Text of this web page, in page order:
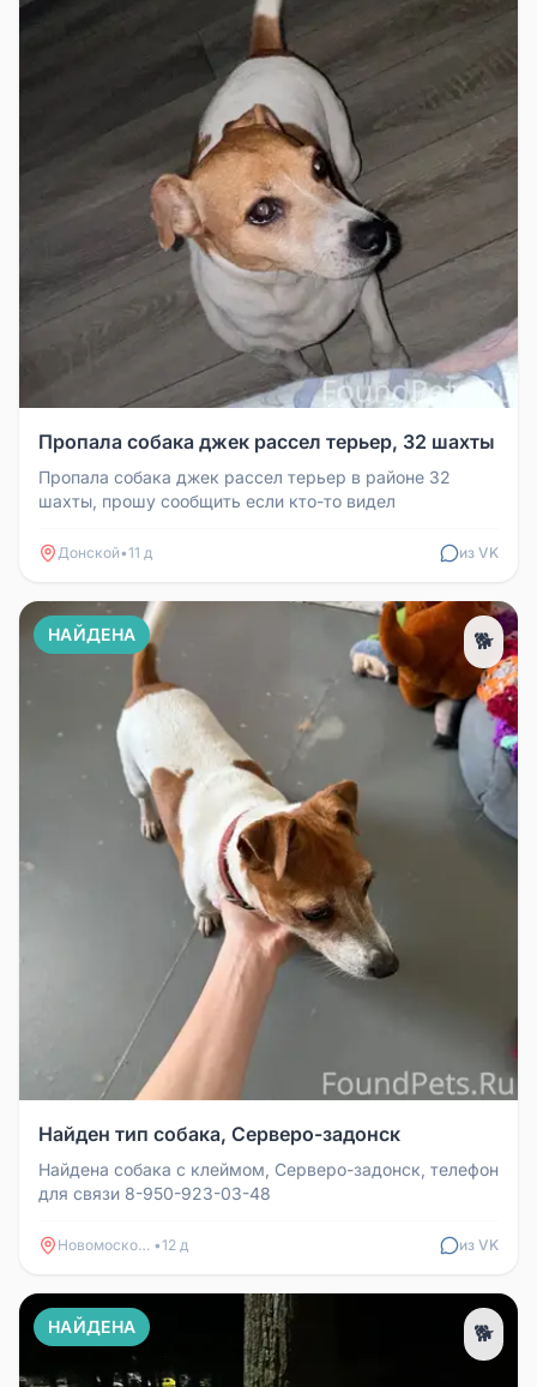
Пропала собака джек рассел терьер, 32 шахты
Пропала собака джек рассел терьер в районе 32
шахты, прошу сообщить если кто-то видел
Донской•11 д из VK
НАЙДЕНА 🐕
Найден тип собака, Серверо-задонск
Найдена собака с клеймом, Серверо-задонск, телефон
для связи 8-950-923-03-48
Новомосковск •12 д из VK
НАЙДЕНА 🐕